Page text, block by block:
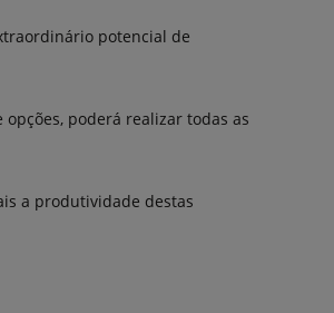
potencial de
poderá realizar todas as
a produtividade destas